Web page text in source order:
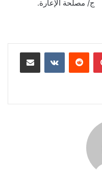
مصلحة الإعارة.
بينتيريست مشاركة عبر البريد